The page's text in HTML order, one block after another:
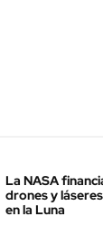
La NASA
drones y
en la Luna